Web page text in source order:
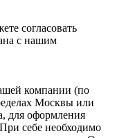
согласовать
с нашим
компании (по
Москвы или
для оформления
себе необходимо